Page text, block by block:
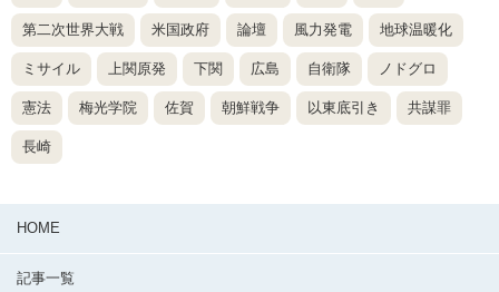
第二次世界大戦 米国政府 論壇 風力発電 地球温暖化
ミサイル 上関原発 下関 広島 自衛隊 ノドグロ
憲法 梅光学院 佐賀 朝鮮戦争 以東底引き 共謀罪
長崎
HOME
記事一覧